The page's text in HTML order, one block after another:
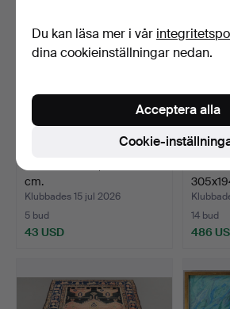
cm.
Klubbades 15 jul 2026
5 bud
43 USD
14 bud
486
Du kan läsa mer i vår
dina cookieinställningar nedan.
Cookie-
Acceptera alla